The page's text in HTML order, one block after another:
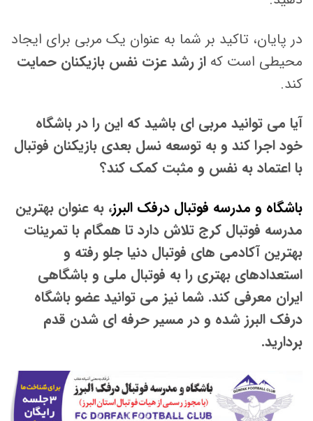
در پایان، تاکید بر شما به عنوان یک مربی برای ایجاد
محیطی است که از رشد عزت نفس بازیکنان حمایت
کند.
آیا می توانید مربی ای باشید که این را در باشگاه
خود اجرا کند و به توسعه نسل بعدی بازیکنان فوتبال
با اعتماد به نفس و مثبت کمک کند؟
باشگاه و مدرسه فوتبال درفک البرز، به عنوان بهترین
مدرسه فوتبال کرج تلاش دارد تا همگام با تمرینات
بهترین آکادمی های فوتبال دنیا جلو رفته و
استعدادهای بهتری را به فوتبال ملی و باشگاهی
ایران معرفی کند. شما نیز می توانید عضو باشگاه
درفک البرز شده و در مسیر حرفه ای شدن قدم
بردارید.